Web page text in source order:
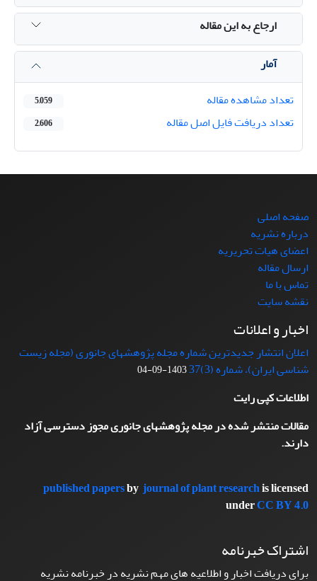
ارجاع به این مقاله
آمار
تعداد مشاهده مقاله
5,059
تعداد دریافت فایل اصل مقاله 2,606
صفحه اصلی
درباره نشریه
اعضای هیات تحریریه
ارسال مقاله
تماس با ما
نقشه سایت
اخبار و اعلانات
اعلان انتشار جدیدترین شماره مجله پژوهشهای جانوری (مجله زیست
شناسی ایران)، شماره (3)37
1403-09-04
اطلاعات کپی رایت
مقالات منتشر شده در مجله پژوهشهای جانوری مجوز دسترسی آزاد
دارند.
published papersbyjournal of plant researchis licensed
underCC BY 4.0
اشتراک خبرنامه
برای دریافت اخبار و اطلاعیه های مهم نشریه در خبرنامه نشریه